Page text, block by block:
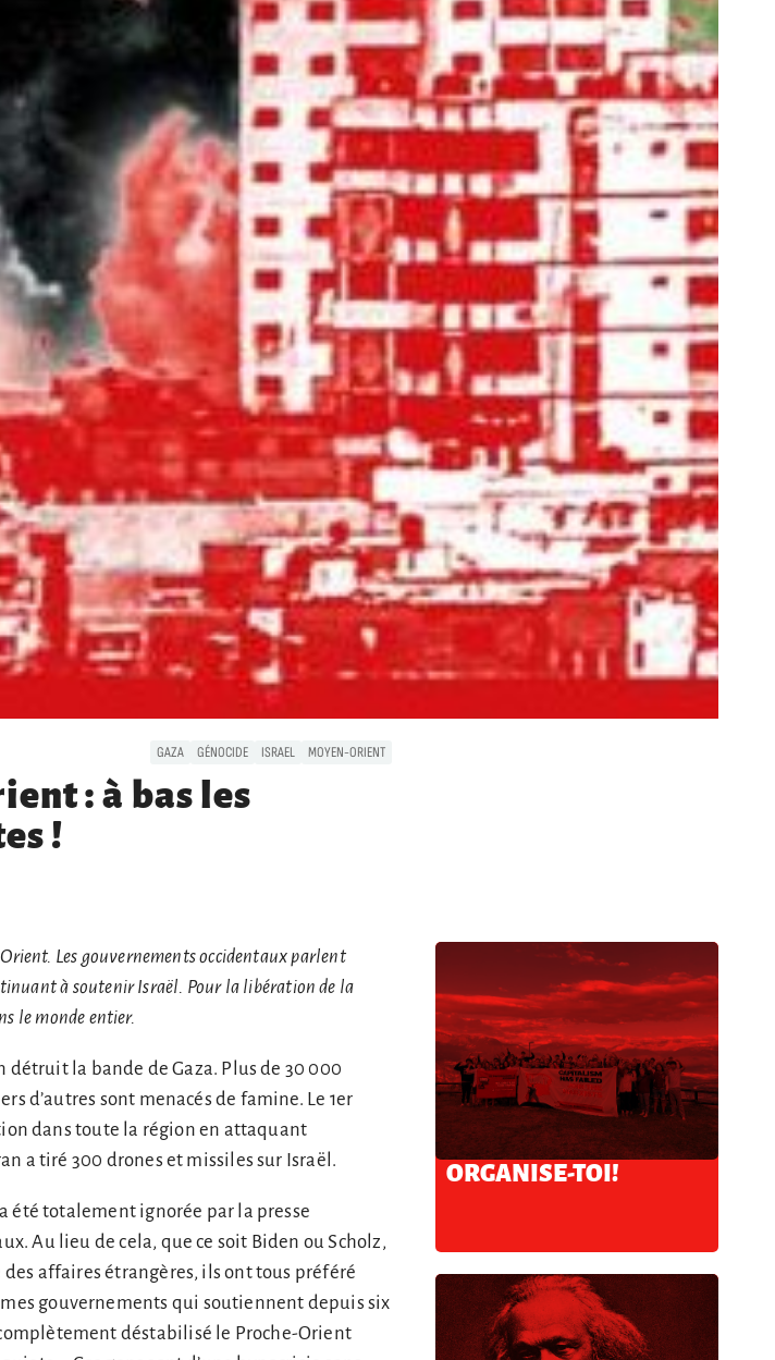
GAZA GÉNOCIDE ISRAEL MOYEN-ORIENT
: à bas les
!
Les gouvernements occidentaux parlent
à soutenir Israël. Pour la libération de la
le monde entier.
la bande de Gaza. Plus de 30 000
d’autres sont menacés de famine. Le 1er
dans toute la région en attaquant
a tiré 300 drones et missiles sur Israël.
été totalement ignorée par la presse
Au lieu de cela, que ce soit Biden ou Scholz,
affaires étrangères, ils ont tous préféré
gouvernements qui soutiennent depuis six
déstabilisé le Proche-Orient
ORGANISE-TOI!